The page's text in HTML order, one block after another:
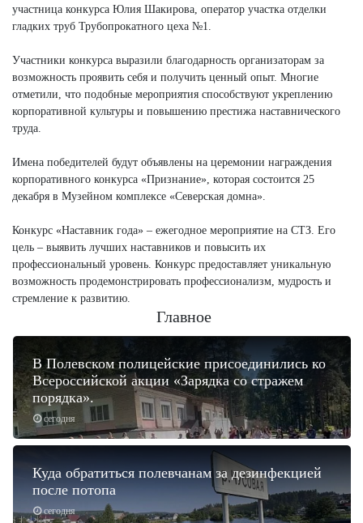
участница конкурса Юлия Шакирова, оператор участка отделки
гладких труб Трубопрокатного цеха №1.
Участники конкурса выразили благодарность организаторам за
возможность проявить себя и получить ценный опыт. Многие
отметили, что подобные мероприятия способствуют укреплению
корпоративной культуры и повышению престижа наставнического
труда.
Имена победителей будут объявлены на церемонии награждения
корпоративного конкурса «Признание», которая состоится 25
декабря в Музейном комплексе «Северская домна».
Конкурс «Наставник года» – ежегодное мероприятие на СТЗ. Его
цель – выявить лучших наставников и повысить их
профессиональный уровень. Конкурс предоставляет уникальную
возможность продемонстрировать профессионализм, мудрость и
стремление к развитию.
Главное
сегодня
В Полевском полицейские присоединились ко
Всероссийской акции «Зарядка со стражем
порядка».
сегодня
Куда обратиться полевчанам за дезинфекцией
после потопа